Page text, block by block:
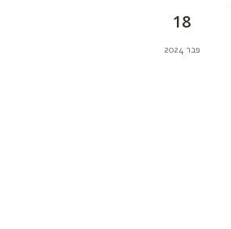
18
פבר 2024